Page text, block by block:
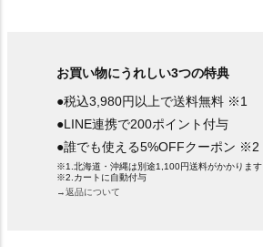
お買い物にうれしい3つの特典
●税込3,980円以上で送料無料 ※1
●LINE連携で200ポイント付与
●誰でも使える5%OFFクーポン ※2
※1.北海道・沖縄は別途1,100円送料がかかります
※2.カートに自動付与
→返品について